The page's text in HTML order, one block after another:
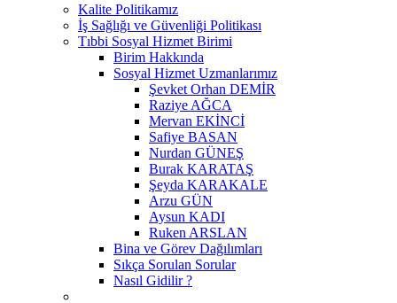
Kalite Politikamız
İş Sağlığı ve Güvenliği Politikası
Tıbbi Sosyal Hizmet Birimi
Birim Hakkında
Sosyal Hizmet Uzmanlarımız
Şevket Orhan DEMİR
Raziye AĞCA
Mervan EKİNCİ
Safiye BASAN
Nurdan GÜNEŞ
Burak KARATAŞ
Şeyda KARAKALE
Arzu GÜN
Aysun KADI
Ruken ARSLAN
Bina ve Görev Dağılımları
Sıkça Sorulan Sorular
Nasıl Gidilir ?